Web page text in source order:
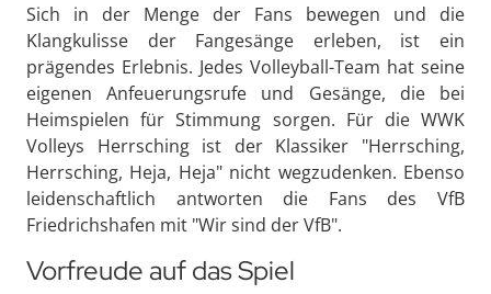
Sich in der Menge der Fans bewegen und die
Klangkulisse der Fangesänge erleben, ist ein
prägendes Erlebnis. Jedes Volleyball-Team hat seine
eigenen Anfeuerungsrufe und Gesänge, die bei
Heimspielen für Stimmung sorgen. Für die WWK
Volleys Herrsching ist der Klassiker "Herrsching,
Herrsching, Heja, Heja" nicht wegzudenken. Ebenso
leidenschaftlich antworten die Fans des VfB
Friedrichshafen mit "Wir sind der VfB".
Vorfreude auf das Spiel